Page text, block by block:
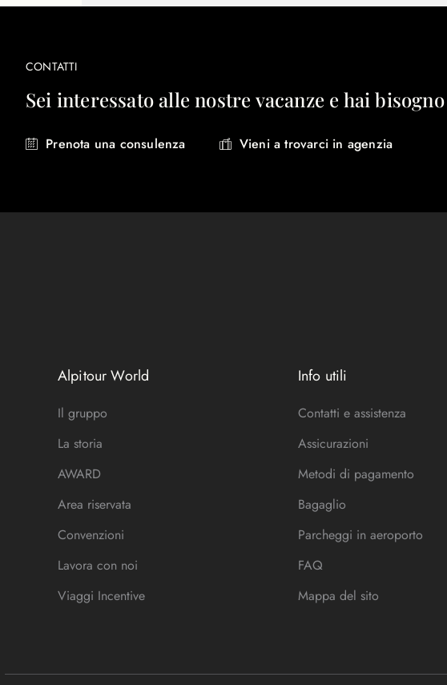
CONTATTI
Sei interessato alle nostre vacanze e hai
Prenota una consulenza Vieni a trovarci in agenzia
Alpitour World
Il gruppo
La storia
AWARD
Area riservata
Convenzioni
Lavora con noi
Viaggi Incentive
Info utili
Contatti e assistenza
Assicurazioni
Metodi di pagamento
Bagaglio
Parcheggi in aeroporto
FAQ
Mappa del sito